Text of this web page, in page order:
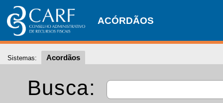
ACÓRDÃOS
Sistemas: Acordãos
Busca: